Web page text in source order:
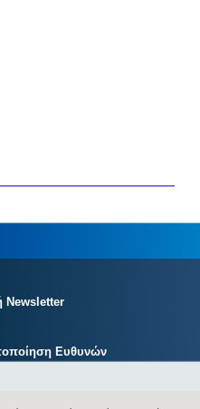
Newsletter
Ευθυνών